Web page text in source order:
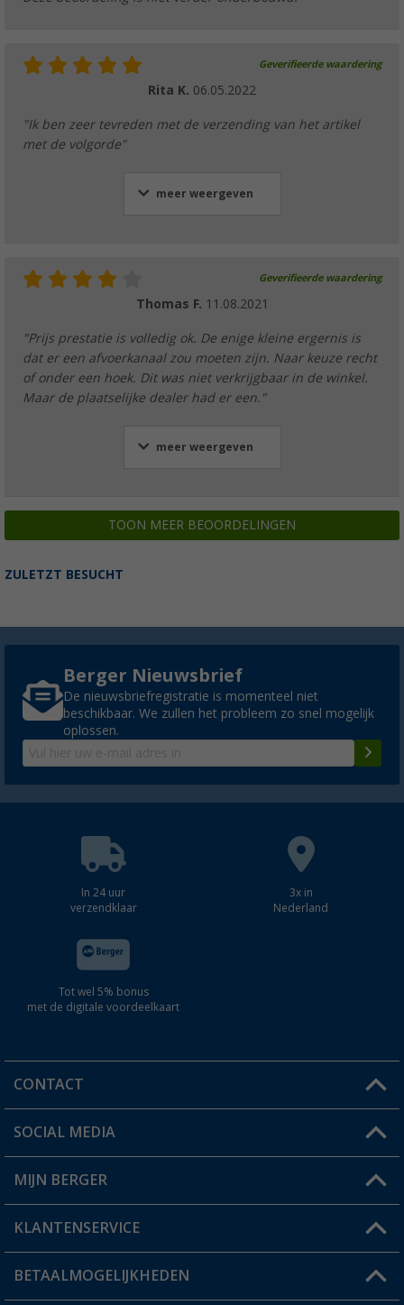
Geverifieerde waardering
Rita K. 06.05.2022
"Ik ben zeer tevreden met de verzending van het artikel
met de volgorde"
meer weergeven
Geverifieerde waardering
Thomas F. 11.08.2021
"Prijs prestatie is volledig ok. De enige kleine ergernis is
dat er een afvoerkanaal zou moeten zijn. Naar keuze recht
of onder een hoek. Dit was niet verkrijgbaar in de winkel.
Maar de plaatselijke dealer had er een."
meer weergeven
TOON MEER BEOORDELINGEN
ZULETZT BESUCHT
Berger Nieuwsbrief
De nieuwsbriefregistratie is momenteel niet
beschikbaar. We zullen het probleem zo snel mogelijk
oplossen.
In 24 uur
verzendklaar
3x in
Nederland
Tot wel 5% bonus
met de digitale voordeelkaart
CONTACT
Een vraag?
Winkel vinden
SOCIAL MEDIA
MIJN BERGER
Mijn account
Status bestelling
KLANTENSERVICE
FAQ & Contact
BETAALMOGELIJKHEDEN